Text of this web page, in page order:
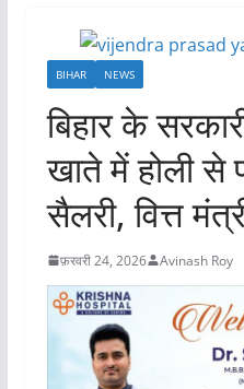
BIHAR NEWS
बिहार के
खाते में होली से
सैलरी, वित्त
फ़रवरी 24, 2026 Avinash Roy